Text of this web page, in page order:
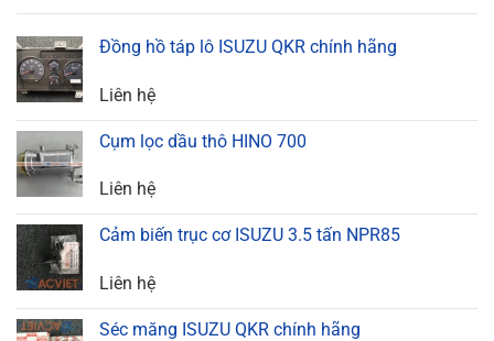
Đồng hồ táp lô ISUZU QKR chính hãng
Liên hệ
Cụm lọc dầu thô HINO 700
Liên hệ
Cảm biến trục cơ ISUZU 3.5 tấn NPR85
Liên hệ
Séc măng ISUZU QKR chính hãng